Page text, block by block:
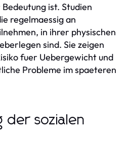
ist. Studien
regelmaessig an
in ihrer physischen
sind. Sie zeigen
fuer Uebergewicht und
Probleme im spaeteren
der sozialen